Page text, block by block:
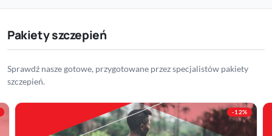
Pakiety szczepień
Sprawdź nasze gotowe, przygotowane przez specjalistów pakiety
szczepień.
-12%